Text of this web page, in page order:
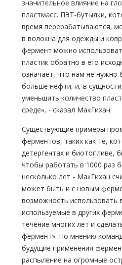
значительное влияние на
пластмасс. ПЭТ-бутылки,
время перерабатываются,
в волокна для одежды и
фермент можно
пластик обратно в его
означает, что нам не нужно
больше нефти, и, в
уменьшить количество
среде», - сказал МакГихан.
Существующие примеры
ферментов, таких как те,
детергентах и биотопливе,
чтобы работать в 1000 раз
несколько лет - МакГихан
может быть и с новым
возможность использовать
используемые в других
течение многих лет и
фермент». По мнению
будущие применения
распыление на огромные